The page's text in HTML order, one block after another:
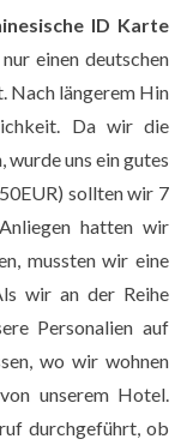
ID Karte
einen deutschen
Nach längerem Hin
Da wir die
uns ein gutes
sollten wir 7
hatten wir
mussten wir eine
wir an der Reihe
Personalien auf
wo wir wohnen
unserem Hotel.
durchgeführt, ob